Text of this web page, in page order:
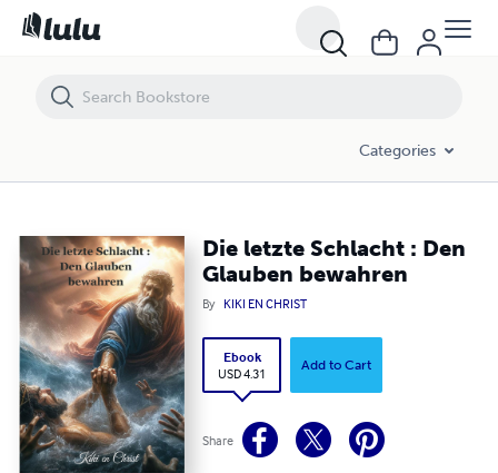
Categories
Die letzte Schlacht : Den
Glauben bewahren
By KIKI EN CHRIST
Ebook
USD 4.31
Add to Cart
Share
Die letzte Schlacht : Den Glauben bewahren